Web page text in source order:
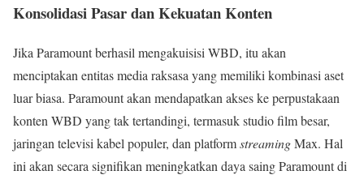
Konsolidasi Pasar dan Kekuatan Konten
Jika Paramount berhasil mengakuisisi WBD, itu akan
menciptakan entitas media raksasa yang memiliki kombinasi aset
luar biasa. Paramount akan mendapatkan akses ke perpustakaan
konten WBD yang tak tertandingi, termasuk studio film besar,
jaringan televisi kabel populer, dan platformstreamingMax. Hal
ini akan secara signifikan meningkatkan daya saing Paramount di